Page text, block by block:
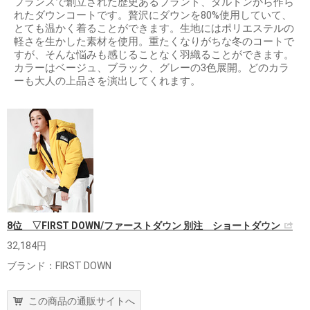
れたダウンコートです。贅沢にダウンを80%使用していて、
とても温かく着ることができます。生地にはポリエステルの
軽さを生かした素材を使用。重たくなりがちな冬のコートで
すが、そんな悩みも感じることなく羽織ることができます。
カラーはベージュ、ブラック、グレーの3色展開。どのカラ
ーも大人の上品さを演出してくれます。
8位 ▽FIRST DOWN/ファーストダウン 別注 ショートダウン
32,184円
ブランド：FIRST DOWN
この商品の通販サイトへ